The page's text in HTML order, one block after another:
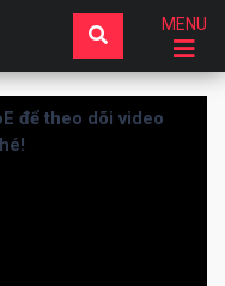
MENU
để theo dõi video